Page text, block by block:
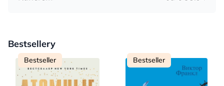
Bestsellery
Bestseller Bestseller